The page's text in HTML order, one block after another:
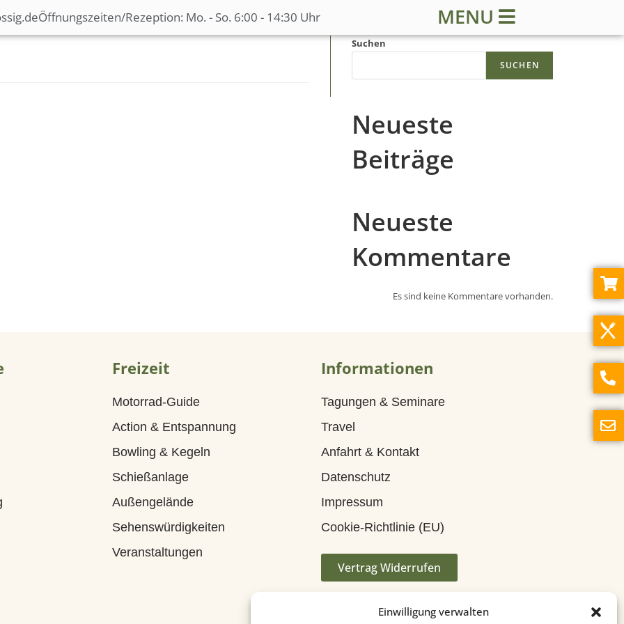
Einwilligung verwalten
Öffnungszeiten/Rezeption: Mo. - So. 6:00 - 14:30 Uhr MENU
Suchen
SUCHEN
Neueste
Beiträge
Neueste
Kommentare
Es sind keine Kommentare vorhanden.
Freizeit
Motorrad-Guide
Action & Entspannung
Bowling & Kegeln
Schießanlage
Außengelände
Sehenswürdigkeiten
Veranstaltungen
Informationen
Tagungen & Seminare
Travel
Anfahrt & Kontakt
Datenschutz
Impressum
Cookie-Richtlinie (EU)
Vertrag Widerrufen